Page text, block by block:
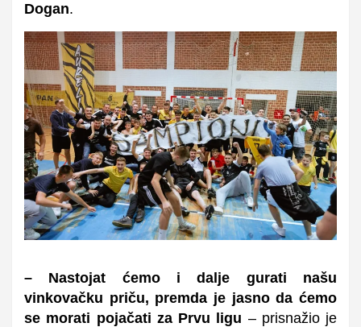
Dogan.
– Nastojat ćemo i dalje gurati našu
vinkovačku priču, premda je jasno da ćemo
se morati pojačati za Prvu ligu – prisnažio je